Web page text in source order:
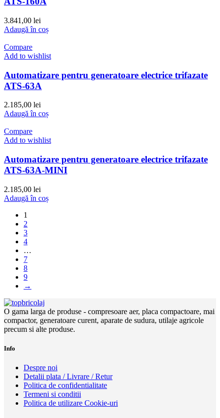
3.841,00 lei
Adaugă în coș
Compare
Add to wishlist
Automatizare pentru generatoare electrice trifazate
ATS-63A
2.185,00 lei
Adaugă în coș
Compare
Add to wishlist
Automatizare pentru generatoare electrice trifazate
ATS-63A-MINI
2.185,00 lei
Adaugă în coș
1
2
3
4
…
7
8
9
→
O gama larga de produse - compresoare aer, placa compactoare, mai
compactor, generatoare curent, aparate de sudura, utilaje agricole
precum si alte produse.
Info
Despre noi
Detalii plata / Livrare / Retur
Politica de confidentialitate
Termeni si conditii
Politica de utilizare Cookie-uri